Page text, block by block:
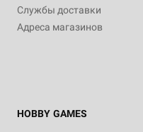
Службы доставки
Адреса магазинов
HOBBY GAMES